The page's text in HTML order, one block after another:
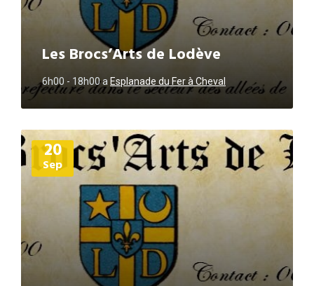
Les Brocs’Arts de Lodève
6h00 - 18h00a Esplanade du Fer à Cheval
20
Sep
Plus
d'informations